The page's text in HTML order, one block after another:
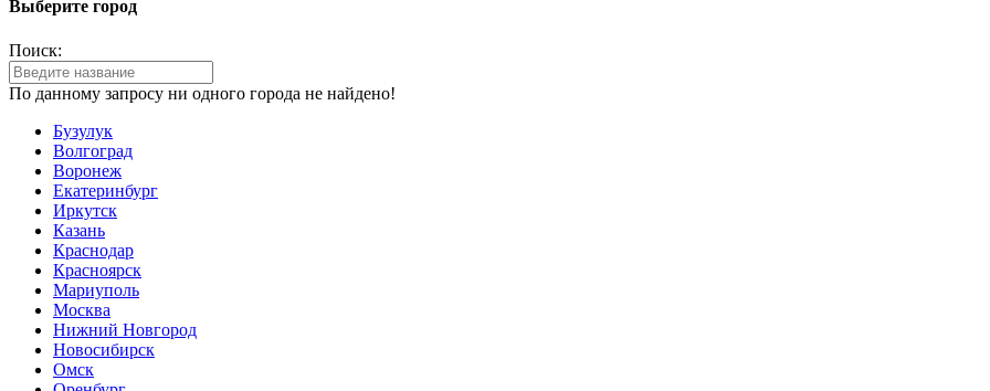
Выберите город
Поиск:
По данному запросу ни одного города не найдено!
Бузулук
Волгоград
Воронеж
Екатеринбург
Иркутск
Казань
Краснодар
Красноярск
Мариуполь
Москва
Нижний Новгород
Новосибирск
Омск